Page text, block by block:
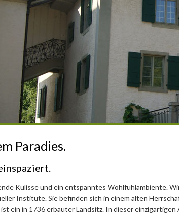
Paradies.
Kulisse und ein entspanntes Wohlfühlambiente.
Institute. Sie befinden sich in einem alten
ein in 1736 erbauter Landsitz. In dieser